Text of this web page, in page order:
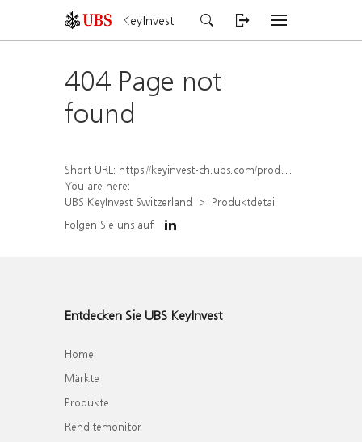
KeyInvest
404 Page not
found
Short URL: https://keyinvest-ch.ubs.com/produkt/detail/index/isin/CH1570485651
You are here:
UBS KeyInvest Switzerland
Produktdetail
Folgen Sie uns auf
Entdecken Sie UBS KeyInvest
Home
Märkte
Produkte
Renditemonitor